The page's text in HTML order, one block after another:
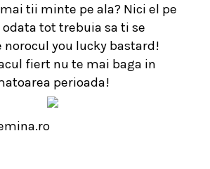
tii minte pe ala? Nici el pe
odata tot trebuia sa ti se
you lucky bastard!
fiert nu te mai baga in
perioada!